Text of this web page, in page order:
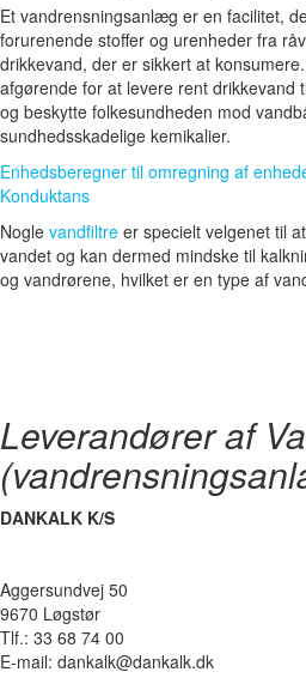
Et vandrensningsanlæg er en facilitet,
forurenende stoffer og urenheder fra
drikkevand, der er sikkert at
afgørende for at levere rent drikkevand
og beskytte folkesundheden mod
sundhedsskadelige kemikalier.
Enhedsberegner til omregning af
Konduktans
Nogle vandfiltre er specielt velgenet til
vandet og kan dermed mindske til
og vandrørene, hvilket er en type af
Leverandører af
DANKALK K/S
Aggersundvej 50
9670 Løgstør
Tlf.: 33 68 74 00
E-mail: dankalk@dankalk.dk